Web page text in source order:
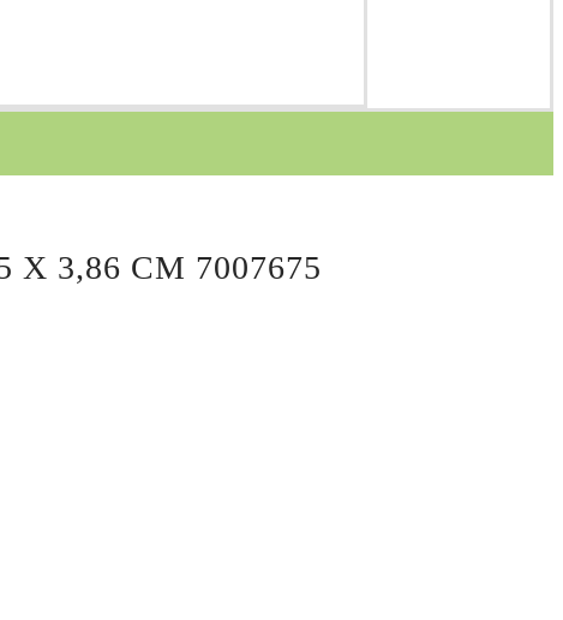
3,86 СМ 7007675